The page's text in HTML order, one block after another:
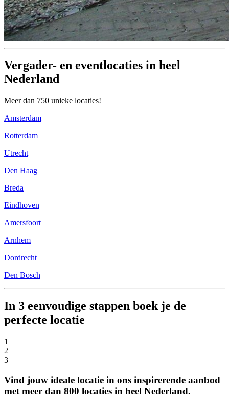
Vergader- en eventlocaties in heel
Nederland
Meer dan 750 unieke locaties!
Amsterdam
Rotterdam
Utrecht
Den Haag
Breda
Eindhoven
Amersfoort
Arnhem
Dordrecht
Den Bosch
In 3 eenvoudige stappen boek je de
perfecte locatie
1
2
3
Vind jouw ideale locatie in ons inspirerende aanbod
met meer dan 800 locaties in heel Nederland.